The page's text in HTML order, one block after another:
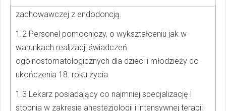
zachowawczej z endodoncją.
1.2 Personel pomocniczy, o wykształceniu jak w
warunkach realizacji świadczeń
ogólnostomatologicznych dla dzieci i młodzieży do
ukończenia 18. roku życia
1.3 Lekarz posiadający co najmniej specjalizację I
stopnia w zakresie anestezjologii i intensywnej terapii